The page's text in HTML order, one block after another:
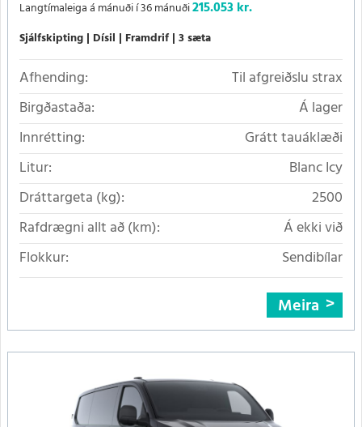
Langtímaleiga á mánuði í 36 mánuði215.053 kr.
Sjálfskipting Dísil Framdrif 3 sæta
Afhending:
Til afgreiðslu strax
Birgðastaða:
Á lager
Innrétting:
Grátt tauáklæði
Litur:
Blanc Icy
Dráttargeta (kg):
2500
Rafdrægni allt að (km):
Á ekki við
Flokkur:
Sendibílar
Meira